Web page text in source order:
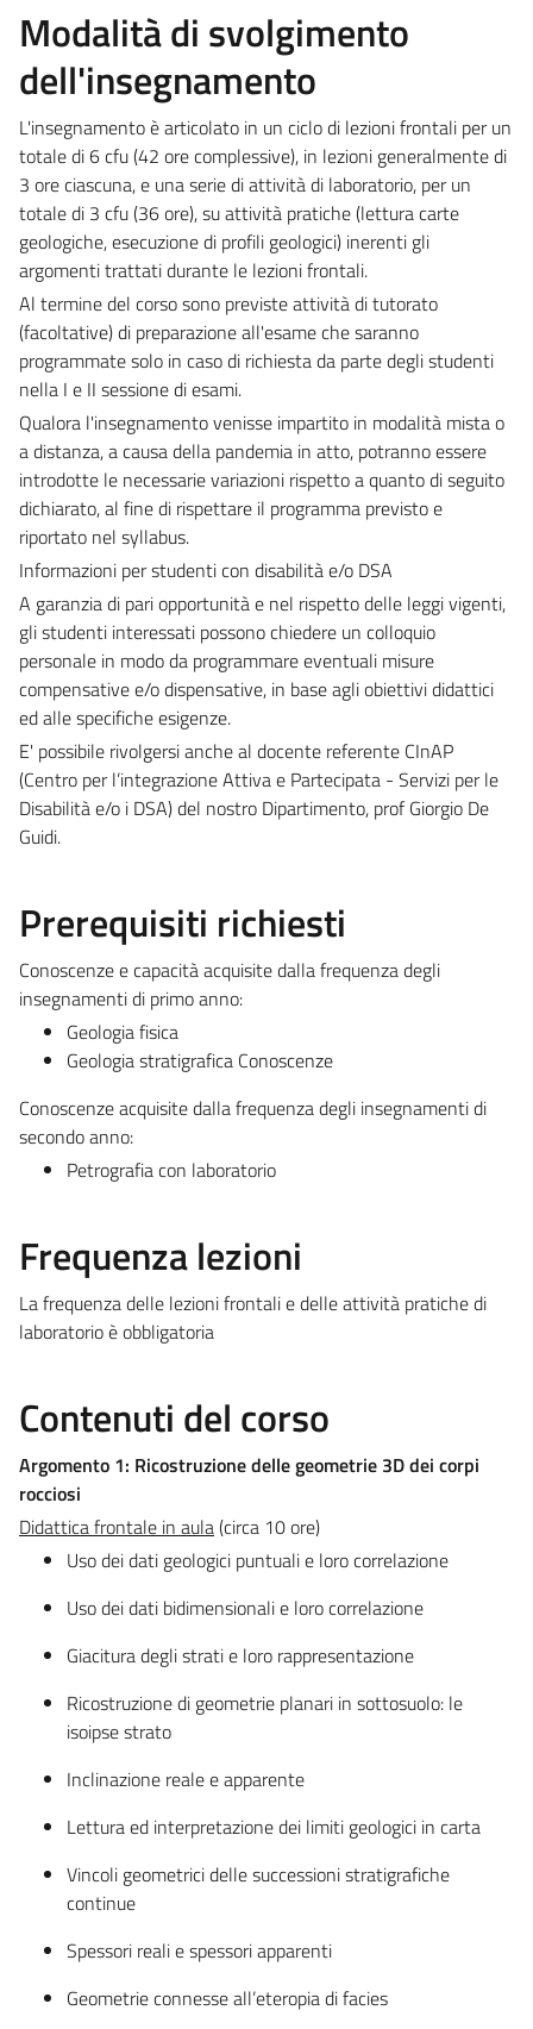
Modalità di svolgimento
dell'insegnamento
L'insegnamento è articolato in un ciclo di lezioni frontali per un
totale di 6 cfu (42 ore complessive), in lezioni generalmente di
3 ore ciascuna, e una serie di attività di laboratorio, per un
totale di 3 cfu (36 ore), su attività pratiche (lettura carte
geologiche, esecuzione di profili geologici) inerenti gli
argomenti trattati durante le lezioni frontali.
Al termine del corso sono previste attività di tutorato
(facoltative) di preparazione all'esame che saranno
programmate solo in caso di richiesta da parte degli studenti
nella I e II sessione di esami.
Qualora l'insegnamento venisse impartito in modalità mista o
a distanza, a causa della pandemia in atto, potranno essere
introdotte le necessarie variazioni rispetto a quanto di seguito
dichiarato, al fine di rispettare il programma previsto e
riportato nel syllabus.
Informazioni per studenti con disabilità e/o DSA
A garanzia di pari opportunità e nel rispetto delle leggi vigenti,
gli studenti interessati possono chiedere un colloquio
personale in modo da programmare eventuali misure
compensative e/o dispensative, in base agli obiettivi didattici
ed alle specifiche esigenze.
E' possibile rivolgersi anche al docente referente CInAP
(Centro per l’integrazione Attiva e Partecipata - Servizi per le
Disabilità e/o i DSA) del nostro Dipartimento, prof Giorgio De
Guidi.
Prerequisiti richiesti
Conoscenze e capacità acquisite dalla frequenza degli
insegnamenti di primo anno:
Geologia fisica
Geologia stratigrafica Conoscenze
Conoscenze acquisite dalla frequenza degli insegnamenti di
secondo anno:
Petrografia con laboratorio
Frequenza lezioni
La frequenza delle lezioni frontali e delle attività pratiche di
laboratorio è obbligatoria
Contenuti del corso
Argomento 1: Ricostruzione delle geometrie 3D dei corpi
rocciosi
Didattica frontale in aula(circa 10 ore)
Uso dei dati geologici puntuali e loro correlazione
Uso dei dati bidimensionali e loro correlazione
Giacitura degli strati e loro rappresentazione
Ricostruzione di geometrie planari in sottosuolo: le
isoipse strato
Inclinazione reale e apparente
Lettura ed interpretazione dei limiti geologici in carta
Vincoli geometrici delle successioni stratigrafiche
continue
Spessori reali e spessori apparenti
Geometrie connesse all’eteropia di facies